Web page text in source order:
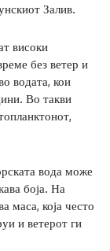
Залив.
високи
без ветер и
водата, кои
Во такви
вода може
боја. На
маса, која често
и ветерот ги